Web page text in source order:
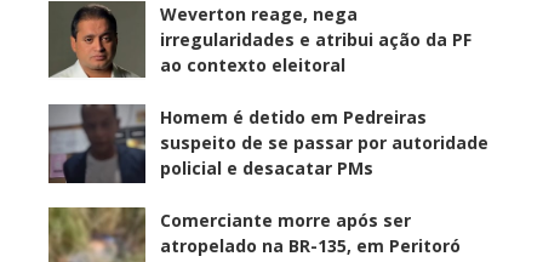
Weverton reage, nega
irregularidades e atribui ação da PF
ao contexto eleitoral
Homem é detido em Pedreiras
suspeito de se passar por autoridade
policial e desacatar PMs
Comerciante morre após ser
atropelado na BR-135, em Peritoró